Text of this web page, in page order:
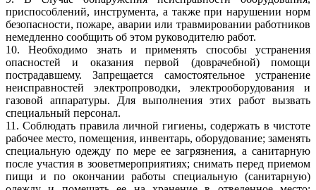
приспособлений, инструмента, а также при нарушении норм
безопасности, пожаре, аварии или травмировании работников
немедленно сообщить об этом руководителю работ.
10. Необходимо знать и применять способы устранения
опасностей и оказания первой (доврачебной) помощи
пострадавшему. Запрещается самостоятельное устранение
неисправностей электропроводки, электрооборудования и
газовой аппаратуры. Для выполнения этих работ вызвать
специальный персонал.
11. Соблюдать правила личной гигиены, содержать в чистоте
рабочее место, помещения, инвентарь, оборудование; заменять
специальную одежду по мере ее загрязнения, а санитарную
после участия в зооветмероприятиях; снимать перед приемом
пищи и по окончании работы специальную (санитарную)